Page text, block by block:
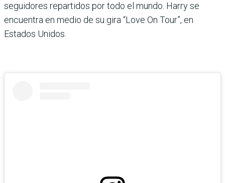
seguidores repartidos por todo el mundo. Harry se
encuentra en medio de su gira “Love On Tour”, en
Estados Unidos.